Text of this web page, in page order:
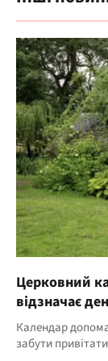
Церковний
відзначає
Календар
забути